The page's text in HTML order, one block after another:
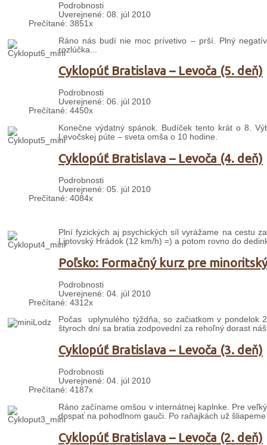
Podrobnosti
Uverejnené: 08. júl 2010
Prečítané: 3851x
Ráno nás budí nie moc prívetivo – prší. Plný
rozlúčka...
Cyklopúť Bratislava – Levoča (5. deň)
Podrobnosti
Uverejnené: 06. júl 2010
Prečítané: 4450x
Konečne výdatný spánok. Budíček tento krát o 8.
Levočskej púte – sveta omša o 10 hodine.
Cyklopúť Bratislava – Levoča (4. deň)
Podrobnosti
Uverejnené: 05. júl 2010
Prečítané: 4084x
Plní fyzických aj psychických síl vyrážame na cestu
Liptovský Hrádok (12 km/h) =) a potom rovno do
Poľsko: Formačný kurz pre
Podrobnosti
Uverejnené: 04. júl 2010
Prečítané: 4312x
Počas uplynulého týždňa, so začiatkom v pondelok
štyroch dní sa bratia zodpovední za rehoľný dorast
Cyklopúť Bratislava – Levoča (3. deň)
Podrobnosti
Uverejnené: 04. júl 2010
Prečítané: 4187x
Ráno začíname omšou v internátnej kaplnke. Pre
dospať na pohodlnom gauči. Po raňajkách už
Cyklopúť Bratislava – Levoča (2. deň)